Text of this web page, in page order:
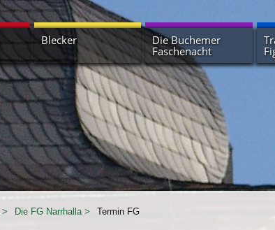
Blecker Die Buchemer
Faschenacht
Geschichte der
Buchemer Faschenacht
Terminübersicht
Narrenbrunnen
Unterstütze die
Buchemer Faschenacht
Die FG Narrhalla Termin FG